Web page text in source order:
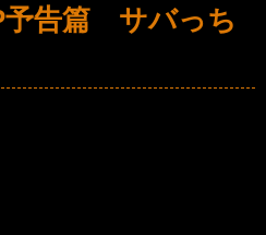
予告篇 サバっち